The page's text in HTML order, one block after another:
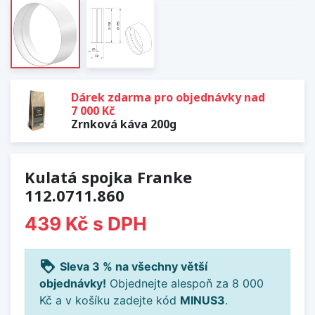
Dárek zdarma pro objednávky nad
7 000 Kč
Zrnková káva 200g
Kulatá spojka Franke
112.0711.860
439 Kč s DPH
loyalty Sleva 3 % na všechny větší
objednávky! Objednejte alespoň za 8 000
Kč a v košíku zadejte kód MINUS3.